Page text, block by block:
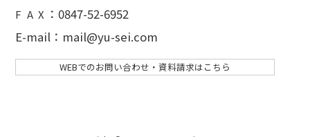
F A X ：0847-52-6952
E-mail：mail@yu-sei.com
WEBでのお問い合わせ・資料請求はこちら